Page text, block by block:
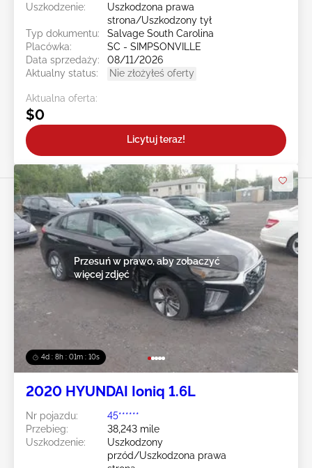
Uszkodzenie:
Uszkodzona prawa
strona/Uszkodzony tył
Typ dokumentu:
Salvage South Carolina
Placówka:
SC - SIMPSONVILLE
Data sprzedaży:
08/11/2026
Aktualny status:
Nie złożyłeś oferty
Aktualna oferta:
$0
Licytuj teraz!
4d : 8h : 01m : 08s
Przesuń w prawo, aby zobaczyć
więcej zdjęć
2020 HYUNDAI Ioniq 1.6L
Nr pojazdu:
45******
Przebieg:
38,243 mile
Uszkodzenie:
Uszkodzony
przód/Uszkodzona prawa